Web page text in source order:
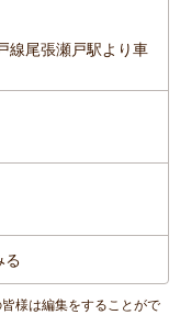
線尾張瀬戸駅より車
る
様は編集をすることがで